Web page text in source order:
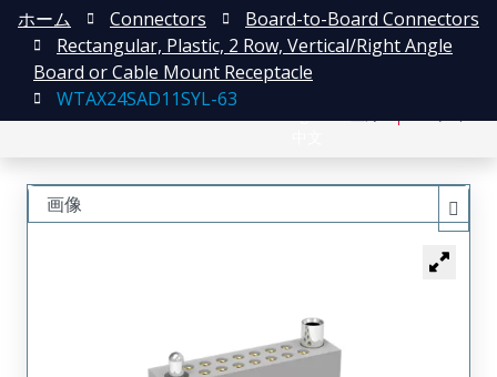
ホーム Connectors
Board-to-Board Connectors
Rectangular, Plastic, 2 Row, Vertical/Right Angle
Board or Cable Mount Receptacle
WTAX24SAD11SYL-63
画像